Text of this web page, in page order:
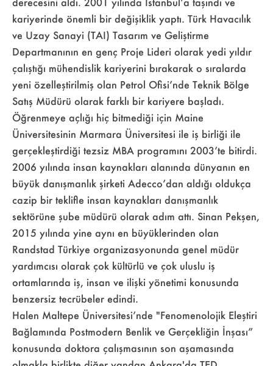
kariyerinde önemli bir değişiklik yaptı. Türk Havacılık
ve Uzay Sanayi (TAI) Tasarım ve Geliştirme
Departmanının en genç Proje Lideri olarak yedi yıldır
çalıştığı mühendislik kariyerini bırakarak o sıralarda
yeni özelleştirilmiş olan Petrol Ofisi’nde Teknik Bölge
Satış Müdürü olarak farklı bir kariyere başladı.
Öğrenmeye açlığı hiç bitmediği için Maine
Üniversitesinin Marmara Üniversitesi ile iş birliği ile
gerçekleştirdiği tezsiz MBA programını 2003’te bitirdi.
2006 yılında insan kaynakları alanında dünyanın en
büyük danışmanlık şirketi Adecco’dan aldığı oldukça
cazip bir teklifle insan kaynakları danışmanlık
sektörüne şube müdürü olarak adım attı. Sinan Pekşen,
2015 yılında yine aynı en büyüklerinden olan
Randstad Türkiye organizasyonunda genel müdür
yardımcısı olarak çok kültürlü ve çok uluslu iş
ortamlarında iş, insan ve ilişki yönetimi konusunda
benzersiz tecrübeler edindi.
Halen Maltepe Üniversitesi’nde "Fenomenolojik Eleştiri
Bağlamında Postmodern Benlik ve Gerçekliğin İnşası”
konusunda doktora çalışmasının son aşamasında